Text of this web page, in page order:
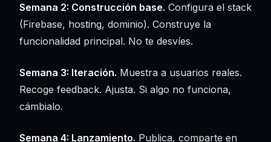
Semana 2: Construcción base. Configura el stack
(Firebase, hosting, dominio). Construye la
funcionalidad principal. No te desvíes.
Semana 3: Iteración. Muestra a usuarios reales.
Recoge feedback. Ajusta. Si algo no funciona,
cámbialo.
Semana 4: Lanzamiento. Publica, comparte en